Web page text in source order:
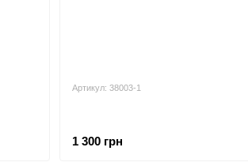
Артикул: 38003-1
1 300 грн